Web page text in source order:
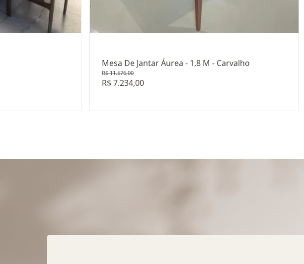
Mesa De Jantar Áurea - 1,8 M - Carvalho
R$ 11.576,00
R$ 7.234,00